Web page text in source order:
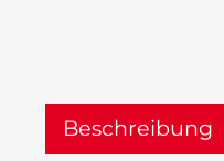
Beschreibung